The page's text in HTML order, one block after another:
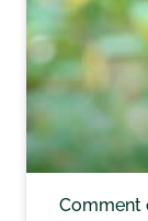
Comment